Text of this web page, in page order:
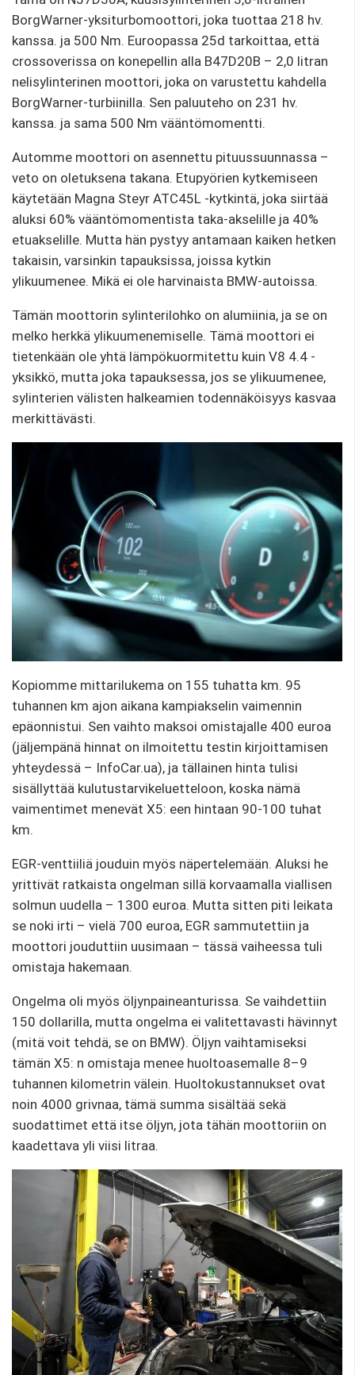
BorgWarner-yksiturbomoottori, joka tuottaa 218 hv.
kanssa. ja 500 Nm. Euroopassa 25d tarkoittaa, että
crossoverissa on konepellin alla B47D20B – 2,0 litran
nelisylinterinen moottori, joka on varustettu kahdella
BorgWarner-turbiinilla. Sen paluuteho on 231 hv.
kanssa. ja sama 500 Nm vääntömomentti.
Automme moottori on asennettu pituussuunnassa –
veto on oletuksena takana. Etupyörien kytkemiseen
käytetään Magna Steyr ATC45L -kytkintä, joka siirtää
aluksi 60% vääntömomentista taka-akselille ja 40%
etuakselille. Mutta hän pystyy antamaan kaiken hetken
takaisin, varsinkin tapauksissa, joissa kytkin
ylikuumenee. Mikä ei ole harvinaista BMW-autoissa.
Tämän moottorin sylinterilohko on alumiinia, ja se on
melko herkkä ylikuumenemiselle. Tämä moottori ei
tietenkään ole yhtä lämpökuormitettu kuin V8 4.4 -
yksikkö, mutta joka tapauksessa, jos se ylikuumenee,
sylinterien välisten halkeamien todennäköisyys kasvaa
merkittävästi.
Kopiomme mittarilukema on 155 tuhatta km. 95
tuhannen km ajon aikana kampiakselin vaimennin
epäonnistui. Sen vaihto maksoi omistajalle 400 euroa
(jäljempänä hinnat on ilmoitettu testin kirjoittamisen
yhteydessä – InfoCar.ua), ja tällainen hinta tulisi
sisällyttää kulutustarvikeluetteloon, koska nämä
vaimentimet menevät X5: een hintaan 90-100 tuhat
km.
EGR-venttiiliä jouduin myös näpertelemään. Aluksi he
yrittivät ratkaista ongelman sillä korvaamalla viallisen
solmun uudella – 1300 euroa. Mutta sitten piti leikata
se noki irti – vielä 700 euroa, EGR sammutettiin ja
moottori jouduttiin uusimaan – tässä vaiheessa tuli
omistaja hakemaan.
Ongelma oli myös öljynpaineanturissa. Se vaihdettiin
150 dollarilla, mutta ongelma ei valitettavasti hävinnyt
(mitä voit tehdä, se on BMW). Öljyn vaihtamiseksi
tämän X5: n omistaja menee huoltoasemalle 8–9
tuhannen kilometrin välein. Huoltokustannukset ovat
noin 4000 grivnaa, tämä summa sisältää sekä
suodattimet että itse öljyn, jota tähän moottoriin on
kaadettava yli viisi litraa.